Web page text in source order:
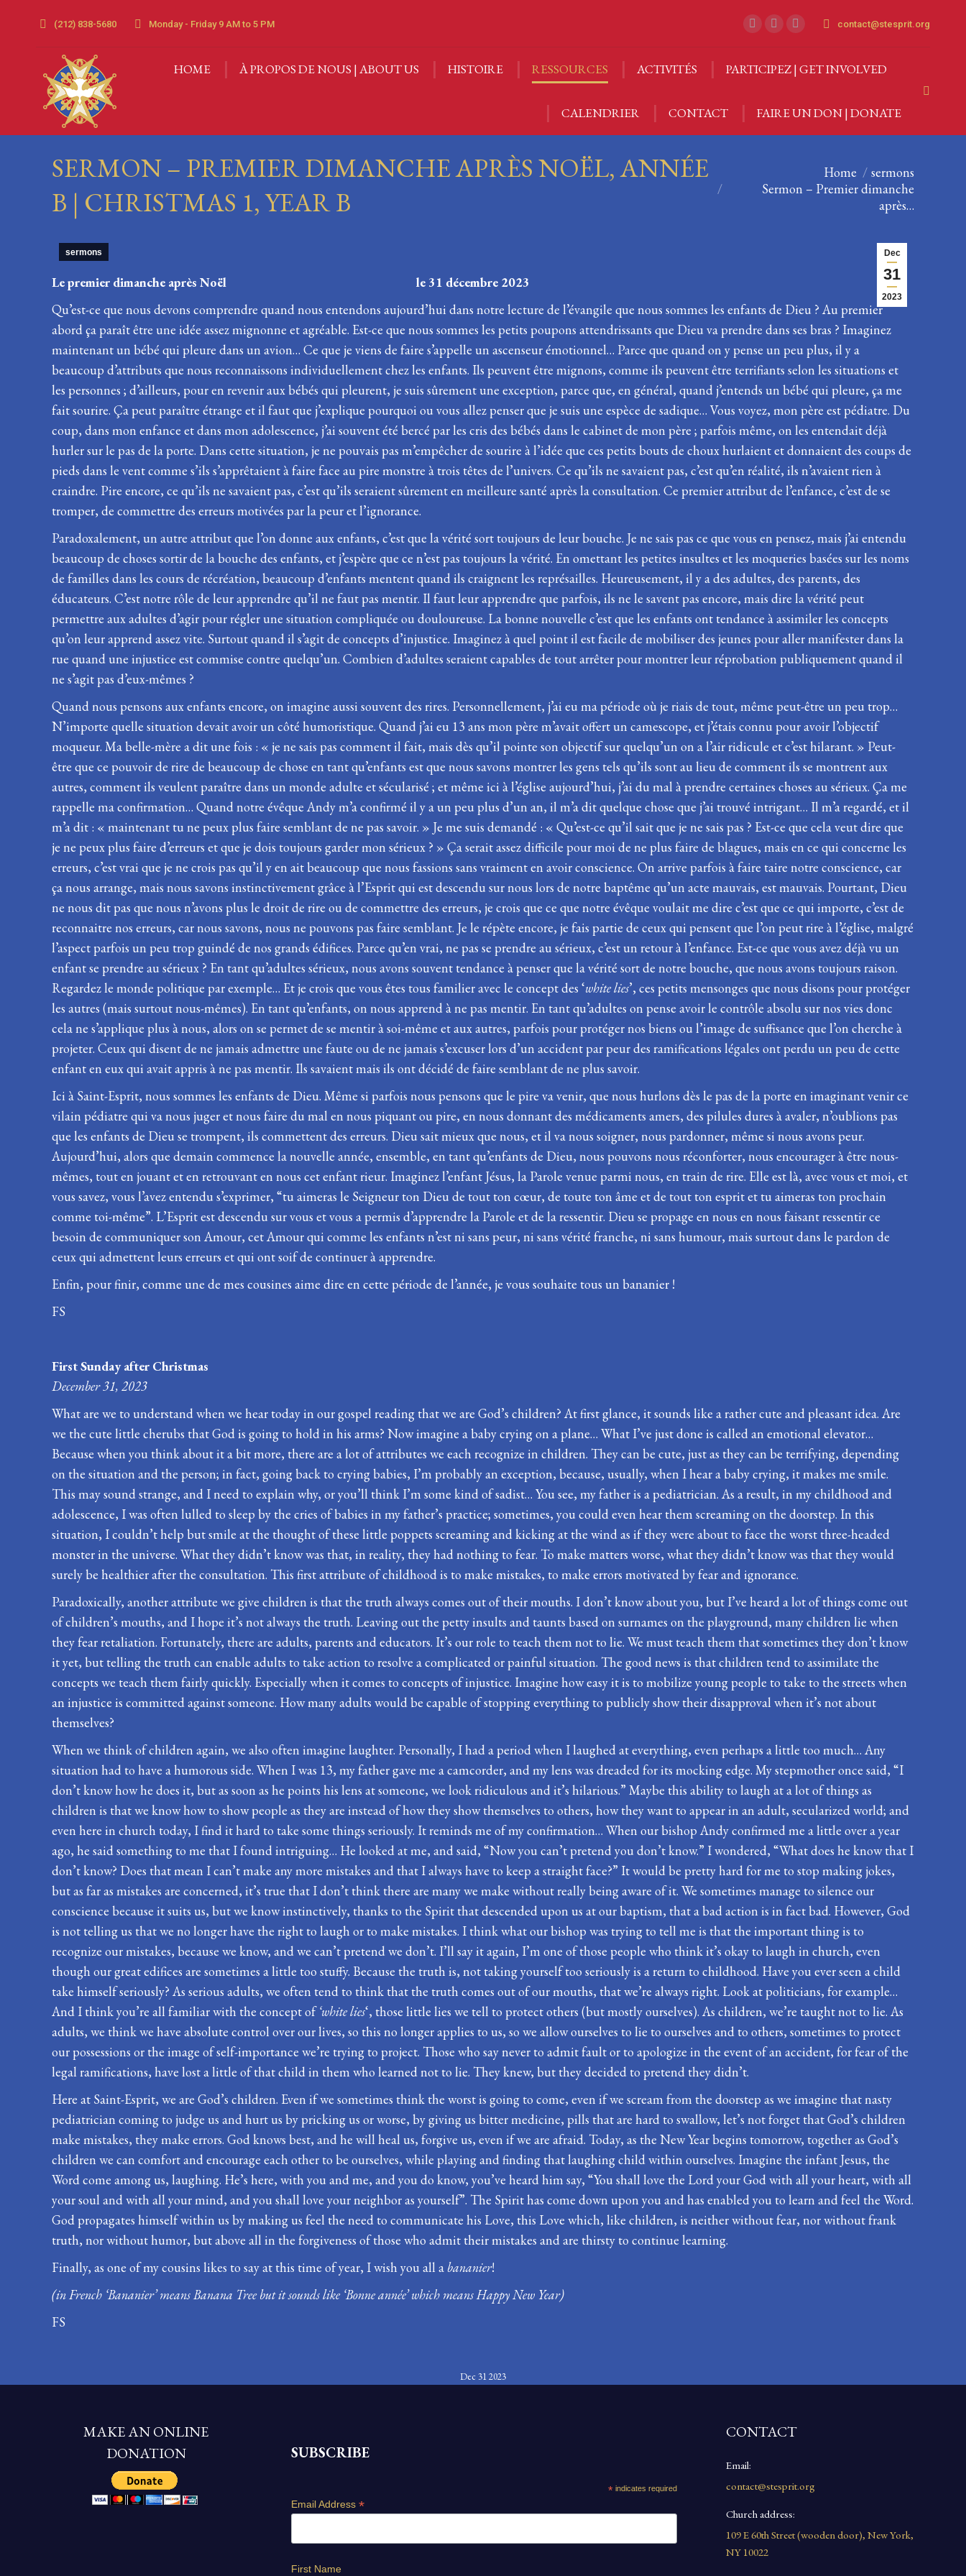
(212) 838-5680 Monday - Friday 9 AM to 5 PM
Facebook
opens
new
Instagram
opens
new
YouTube
opens
new
contact@stesprit.org
HOME À PROPOS DE NOUS | ABOUT US HISTOIRE RESSOURCES ACTIVITÉS PARTICIPEZ | GET INVOLVED
CALENDRIER CONTACT FAIRE UN DON | DONATE
Search:
SERMON – PREMIER DIMANCHE APRÈS NOËL, ANNÉE
B | CHRISTMAS 1, YEAR B
Home
sermons
Sermon – Premier dimanche
après…
Dec
31
2023
sermons
Le premier dimanche après Noël le 31 décembre 2023
Qu’est-ce que nous devons comprendre quand nous entendons aujourd’hui dans notre lecture de l’évangile que nous sommes les enfants de Dieu ? Au premier
abord ça paraît être une idée assez mignonne et agréable. Est-ce que nous sommes les petits poupons attendrissants que Dieu va prendre dans ses bras ? Imaginez
maintenant un bébé qui pleure dans un avion… Ce que je viens de faire s’appelle un ascenseur émotionnel… Parce que quand on y pense un peu plus, il y a
beaucoup d’attributs que nous reconnaissons individuellement chez les enfants. Ils peuvent être mignons, comme ils peuvent être terrifiants selon les situations et
les personnes ; d’ailleurs, pour en revenir aux bébés qui pleurent, je suis sûrement une exception, parce que, en général, quand j’entends un bébé qui pleure, ça me
fait sourire. Ça peut paraître étrange et il faut que j’explique pourquoi ou vous allez penser que je suis une espèce de sadique… Vous voyez, mon père est pédiatre. Du
coup, dans mon enfance et dans mon adolescence, j’ai souvent été bercé par les cris des bébés dans le cabinet de mon père ; parfois même, on les entendait déjà
hurler sur le pas de la porte. Dans cette situation, je ne pouvais pas m’empêcher de sourire à l’idée que ces petits bouts de choux hurlaient et donnaient des coups de
pieds dans le vent comme s’ils s’apprêtaient à faire face au pire monstre à trois têtes de l’univers. Ce qu’ils ne savaient pas, c’est qu’en réalité, ils n’avaient rien à
craindre. Pire encore, ce qu’ils ne savaient pas, c’est qu’ils seraient sûrement en meilleure santé après la consultation. Ce premier attribut de l’enfance, c’est de se
tromper, de commettre des erreurs motivées par la peur et l’ignorance.
Paradoxalement, un autre attribut que l’on donne aux enfants, c’est que la vérité sort toujours de leur bouche. Je ne sais pas ce que vous en pensez, mais j’ai entendu
beaucoup de choses sortir de la bouche des enfants, et j’espère que ce n’est pas toujours la vérité. En omettant les petites insultes et les moqueries basées sur les noms
de familles dans les cours de récréation, beaucoup d’enfants mentent quand ils craignent les représailles. Heureusement, il y a des adultes, des parents, des
éducateurs. C’est notre rôle de leur apprendre qu’il ne faut pas mentir. Il faut leur apprendre que parfois, ils ne le savent pas encore, mais dire la vérité peut
permettre aux adultes d’agir pour régler une situation compliquée ou douloureuse. La bonne nouvelle c’est que les enfants ont tendance à assimiler les concepts
qu’on leur apprend assez vite. Surtout quand il s’agit de concepts d’injustice. Imaginez à quel point il est facile de mobiliser des jeunes pour aller manifester dans la
rue quand une injustice est commise contre quelqu’un. Combien d’adultes seraient capables de tout arrêter pour montrer leur réprobation publiquement quand il
ne s’agit pas d’eux-mêmes ?
Quand nous pensons aux enfants encore, on imagine aussi souvent des rires. Personnellement, j’ai eu ma période où je riais de tout, même peut-être un peu trop…
N’importe quelle situation devait avoir un côté humoristique. Quand j’ai eu 13 ans mon père m’avait offert un camescope, et j’étais connu pour avoir l’objectif
moqueur. Ma belle-mère a dit une fois : « je ne sais pas comment il fait, mais dès qu’il pointe son objectif sur quelqu’un on a l’air ridicule et c’est hilarant. » Peut-
être que ce pouvoir de rire de beaucoup de chose en tant qu’enfants est que nous savons montrer les gens tels qu’ils sont au lieu de comment ils se montrent aux
autres, comment ils veulent paraître dans un monde adulte et sécularisé ; et même ici à l’église aujourd’hui, j’ai du mal à prendre certaines choses au sérieux. Ça me
rappelle ma confirmation… Quand notre évêque Andy m’a confirmé il y a un peu plus d’un an, il m’a dit quelque chose que j’ai trouvé intrigant… Il m’a regardé, et il
m’a dit : « maintenant tu ne peux plus faire semblant de ne pas savoir. » Je me suis demandé : « Qu’est-ce qu’il sait que je ne sais pas ? Est-ce que cela veut dire que
je ne peux plus faire d’erreurs et que je dois toujours garder mon sérieux ? » Ça serait assez difficile pour moi de ne plus faire de blagues, mais en ce qui concerne les
erreurs, c’est vrai que je ne crois pas qu’il y en ait beaucoup que nous fassions sans vraiment en avoir conscience. On arrive parfois à faire taire notre conscience, car
ça nous arrange, mais nous savons instinctivement grâce à l’Esprit qui est descendu sur nous lors de notre baptême qu’un acte mauvais, est mauvais. Pourtant, Dieu
ne nous dit pas que nous n’avons plus le droit de rire ou de commettre des erreurs, je crois que ce que notre évêque voulait me dire c’est que ce qui importe, c’est de
reconnaitre nos erreurs, car nous savons, nous ne pouvons pas faire semblant. Je le répète encore, je fais partie de ceux qui pensent que l’on peut rire à l’église, malgré
l’aspect parfois un peu trop guindé de nos grands édifices. Parce qu’en vrai, ne pas se prendre au sérieux, c’est un retour à l’enfance. Est-ce que vous avez déjà vu un
enfant se prendre au sérieux ? En tant qu’adultes sérieux, nous avons souvent tendance à penser que la vérité sort de notre bouche, que nous avons toujours raison.
Regardez le monde politique par exemple… Et je crois que vous êtes tous familier avec le concept des ‘white lies’, ces petits mensonges que nous disons pour protéger
les autres (mais surtout nous-mêmes). En tant qu’enfants, on nous apprend à ne pas mentir. En tant qu’adultes on pense avoir le contrôle absolu sur nos vies donc
cela ne s’applique plus à nous, alors on se permet de se mentir à soi-même et aux autres, parfois pour protéger nos biens ou l’image de suffisance que l’on cherche à
projeter. Ceux qui disent de ne jamais admettre une faute ou de ne jamais s’excuser lors d’un accident par peur des ramifications légales ont perdu un peu de cette
enfant en eux qui avait appris à ne pas mentir. Ils savaient mais ils ont décidé de faire semblant de ne plus savoir.
Ici à Saint-Esprit, nous sommes les enfants de Dieu. Même si parfois nous pensons que le pire va venir, que nous hurlons dès le pas de la porte en imaginant venir ce
vilain pédiatre qui va nous juger et nous faire du mal en nous piquant ou pire, en nous donnant des médicaments amers, des pilules dures à avaler, n’oublions pas
que les enfants de Dieu se trompent, ils commettent des erreurs. Dieu sait mieux que nous, et il va nous soigner, nous pardonner, même si nous avons peur.
Aujourd’hui, alors que demain commence la nouvelle année, ensemble, en tant qu’enfants de Dieu, nous pouvons nous réconforter, nous encourager à être nous-
mêmes, tout en jouant et en retrouvant en nous cet enfant rieur. Imaginez l’enfant Jésus, la Parole venue parmi nous, en train de rire. Elle est là, avec vous et moi, et
vous savez, vous l’avez entendu s’exprimer, “tu aimeras le Seigneur ton Dieu de tout ton cœur, de toute ton âme et de tout ton esprit et tu aimeras ton prochain
comme toi-même”. L’Esprit est descendu sur vous et vous a permis d’apprendre la Parole et de la ressentir. Dieu se propage en nous en nous faisant ressentir ce
besoin de communiquer son Amour, cet Amour qui comme les enfants n’est ni sans peur, ni sans vérité franche, ni sans humour, mais surtout dans le pardon de
ceux qui admettent leurs erreurs et qui ont soif de continuer à apprendre.
Enfin, pour finir, comme une de mes cousines aime dire en cette période de l’année, je vous souhaite tous un bananier !
FS
First Sunday after Christmas
December 31, 2023
What are we to understand when we hear today in our gospel reading that we are God’s children? At first glance, it sounds like a rather cute and pleasant idea. Are
we the cute little cherubs that God is going to hold in his arms? Now imagine a baby crying on a plane… What I’ve just done is called an emotional elevator…
Because when you think about it a bit more, there are a lot of attributes we each recognize in children. They can be cute, just as they can be terrifying, depending
on the situation and the person; in fact, going back to crying babies, I’m probably an exception, because, usually, when I hear a baby crying, it makes me smile.
This may sound strange, and I need to explain why, or you’ll think I’m some kind of sadist… You see, my father is a pediatrician. As a result, in my childhood and
adolescence, I was often lulled to sleep by the cries of babies in my father’s practice; sometimes, you could even hear them screaming on the doorstep. In this
situation, I couldn’t help but smile at the thought of these little poppets screaming and kicking at the wind as if they were about to face the worst three-headed
monster in the universe. What they didn’t know was that, in reality, they had nothing to fear. To make matters worse, what they didn’t know was that they would
surely be healthier after the consultation. This first attribute of childhood is to make mistakes, to make errors motivated by fear and ignorance.
Paradoxically, another attribute we give children is that the truth always comes out of their mouths. I don’t know about you, but I’ve heard a lot of things come out
of children’s mouths, and I hope it’s not always the truth. Leaving out the petty insults and taunts based on surnames on the playground, many children lie when
they fear retaliation. Fortunately, there are adults, parents and educators. It’s our role to teach them not to lie. We must teach them that sometimes they don’t know
it yet, but telling the truth can enable adults to take action to resolve a complicated or painful situation. The good news is that children tend to assimilate the
concepts we teach them fairly quickly. Especially when it comes to concepts of injustice. Imagine how easy it is to mobilize young people to take to the streets when
an injustice is committed against someone. How many adults would be capable of stopping everything to publicly show their disapproval when it’s not about
themselves?
When we think of children again, we also often imagine laughter. Personally, I had a period when I laughed at everything, even perhaps a little too much… Any
situation had to have a humorous side. When I was 13, my father gave me a camcorder, and my lens was dreaded for its mocking edge. My stepmother once said, “I
don’t know how he does it, but as soon as he points his lens at someone, we look ridiculous and it’s hilarious.” Maybe this ability to laugh at a lot of things as
children is that we know how to show people as they are instead of how they show themselves to others, how they want to appear in an adult, secularized world; and
even here in church today, I find it hard to take some things seriously. It reminds me of my confirmation… When our bishop Andy confirmed me a little over a year
ago, he said something to me that I found intriguing… He looked at me, and said, “Now you can’t pretend you don’t know.” I wondered, “What does he know that I
don’t know? Does that mean I can’t make any more mistakes and that I always have to keep a straight face?” It would be pretty hard for me to stop making jokes,
but as far as mistakes are concerned, it’s true that I don’t think there are many we make without really being aware of it. We sometimes manage to silence our
conscience because it suits us, but we know instinctively, thanks to the Spirit that descended upon us at our baptism, that a bad action is in fact bad. However, God
is not telling us that we no longer have the right to laugh or to make mistakes. I think what our bishop was trying to tell me is that the important thing is to
recognize our mistakes, because we know, and we can’t pretend we don’t. I’ll say it again, I’m one of those people who think it’s okay to laugh in church, even
though our great edifices are sometimes a little too stuffy. Because the truth is, not taking yourself too seriously is a return to childhood. Have you ever seen a child
take himself seriously? As serious adults, we often tend to think that the truth comes out of our mouths, that we’re always right. Look at politicians, for example…
And I think you’re all familiar with the concept of‘white lies‘, those little lies we tell to protect others (but mostly ourselves). As children, we’re taught not to lie. As
adults, we think we have absolute control over our lives, so this no longer applies to us, so we allow ourselves to lie to ourselves and to others, sometimes to protect
our possessions or the image of self-importance we’re trying to project. Those who say never to admit fault or to apologize in the event of an accident, for fear of the
legal ramifications, have lost a little of that child in them who learned not to lie. They knew, but they decided to pretend they didn’t.
Here at Saint-Esprit, we are God’s children. Even if we sometimes think the worst is going to come, even if we scream from the doorstep as we imagine that nasty
pediatrician coming to judge us and hurt us by pricking us or worse, by giving us bitter medicine, pills that are hard to swallow, let’s not forget that God’s children
make mistakes, they make errors. God knows best, and he will heal us, forgive us, even if we are afraid. Today, as the New Year begins tomorrow, together as God’s
children we can comfort and encourage each other to be ourselves, while playing and finding that laughing child within ourselves. Imagine the infant Jesus, the
Word come among us, laughing. He’s here, with you and me, and you do know, you’ve heard him say, “You shall love the Lord your God with all your heart, with all
your soul and with all your mind, and you shall love your neighbor as yourself”. The Spirit has come down upon you and has enabled you to learn and feel the Word.
God propagates himself within us by making us feel the need to communicate his Love, this Love which, like children, is neither without fear, nor without frank
truth, nor without humor, but above all in the forgiveness of those who admit their mistakes and are thirsty to continue learning.
Finally, as one of my cousins likes to say at this time of year, I wish you all a bananier!
(in French ‘Bananier’ means Banana Tree but it sounds like ‘Bonne année’ which means Happy New Year)
FS
Dec 31 2023
MAKE AN ONLINE
DONATION
SUBSCRIBE
* indicates required
Email Address *
First Name
CONTACT
Email:
contact@stesprit.org
Church address:
109 E 60th Street (wooden door), New York,
NY 10022
HOME À PROPOS DE NOUS | ABOUT US PARTICIPEZ | GET INVOLVED